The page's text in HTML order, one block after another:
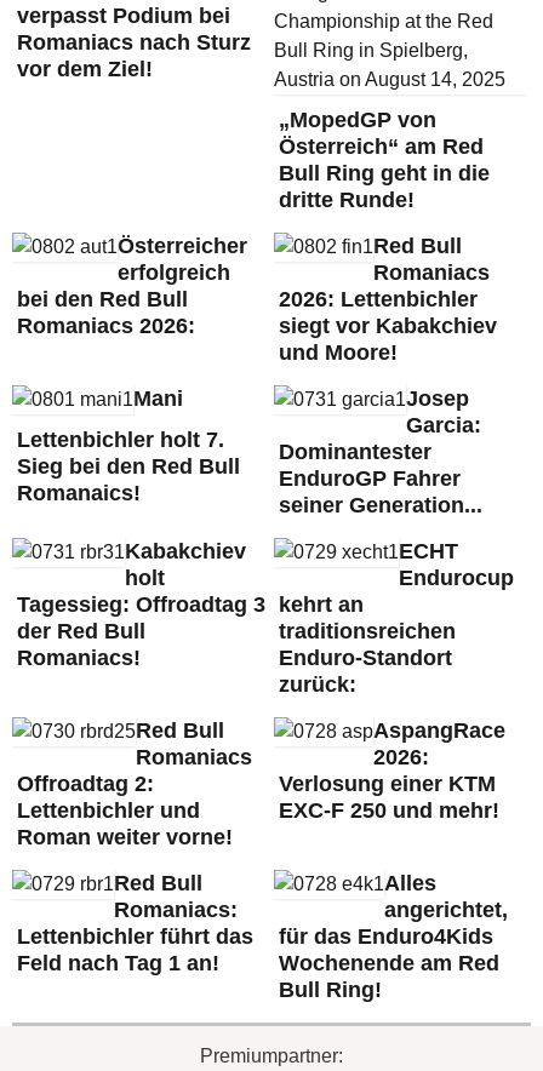
verpasst Podium bei
Romaniacs nach Sturz
vor dem Ziel!
„MopedGP von
Österreich“ am Red
Bull Ring geht in die
dritte Runde!
Österreicher
erfolgreich
bei den Red Bull
Romaniacs 2026:
Red Bull
Romaniacs
2026: Lettenbichler
siegt vor Kabakchiev
und Moore!
Mani
Lettenbichler holt 7.
Sieg bei den Red Bull
Romanaics!
Josep
Garcia:
Dominantester
EnduroGP Fahrer
seiner Generation...
Kabakchiev
holt
Tagessieg: Offroadtag 3
der Red Bull
Romaniacs!
ECHT
Endurocup
kehrt an
traditionsreichen
Enduro-Standort
zurück:
Red Bull
Romaniacs
Offroadtag 2:
Lettenbichler und
Roman weiter vorne!
AspangRace
2026:
Verlosung einer KTM
EXC-F 250 und mehr!
Red Bull
Romaniacs:
Lettenbichler führt das
Feld nach Tag 1 an!
Alles
angerichtet,
für das Enduro4Kids
Wochenende am Red
Bull Ring!
Premiumpartner: